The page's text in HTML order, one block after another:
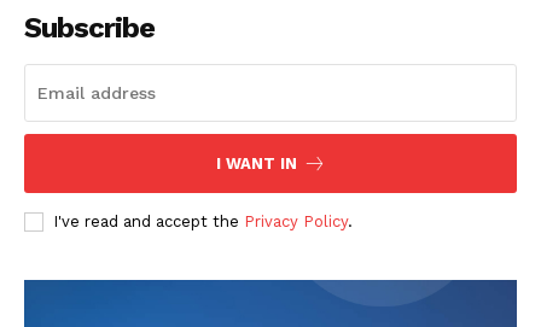
Subscribe
I WANT IN
I've read and accept the Privacy Policy.